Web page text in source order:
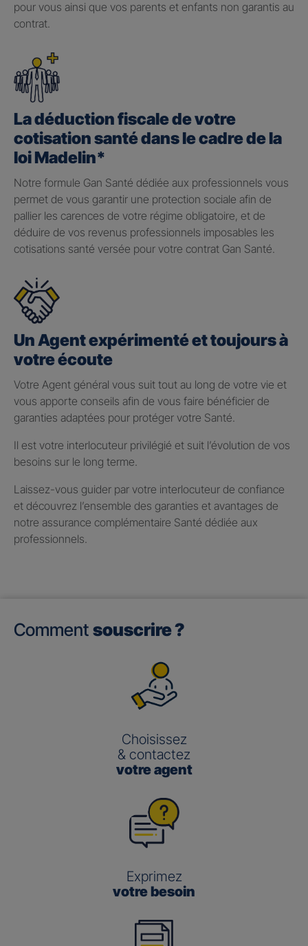
pour vous ainsi que vos parents et enfants non garantis au
contrat.
La déduction fiscale de votre
cotisation santé dans le cadre de la
loi Madelin*
Notre formule Gan Santé dédiée aux professionnels vous
permet de vous garantir une protection sociale afin de
pallier les carences de votre régime obligatoire, et de
déduire de vos revenus professionnels imposables les
cotisations santé versée pour votre contrat Gan Santé.
Un Agent expérimenté et toujours à
votre écoute
Votre Agent général vous suit tout au long de votre vie et
vous apporte conseils afin de vous faire bénéficier de
garanties adaptées pour protéger votre Santé.
Il est votre interlocuteur privilégié et suit l’évolution de vos
besoins sur le long terme.
Laissez-vous guider par votre interlocuteur de confiance
et découvrez l’ensemble des garanties et avantages de
notre assurance complémentaire Santé dédiée aux
professionnels.
Comment souscrire ?
Choisissez
& contactez
votre agent
Exprimez
votre besoin